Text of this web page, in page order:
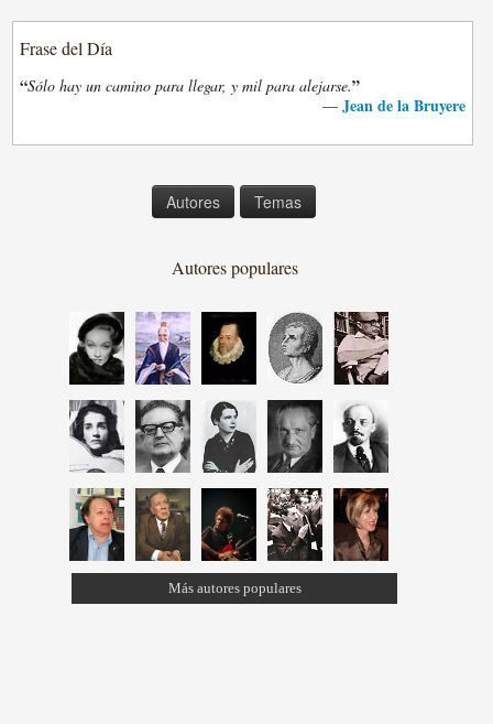
Frase del Día
“Sólo hay un camino para llegar, y mil para alejarse.”
— Jean de la Bruyere
Autores Temas
Autores populares
Más autores populares